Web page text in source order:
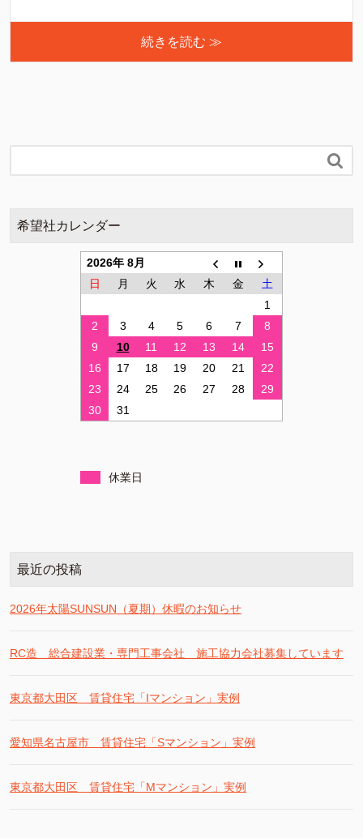
続きを読む ≫

希望社カレンダー
2026年 8月
日
月 火 水 木 金
土
1
2
3 4 5 6 7
8
9
10 11 12 13 14
15
16
17 18 19 20 21
22
23
24 25 26 27 28
29
30
31
休業日
最近の投稿
2026年太陽SUNSUN（夏期）休暇のお知らせ
RC造 総合建設業・専門工事会社 施工協力会社募集しています
東京都大田区 賃貸住宅「Iマンション」実例
愛知県名古屋市 賃貸住宅「Sマンション」実例
東京都大田区 賃貸住宅「Mマンション」実例